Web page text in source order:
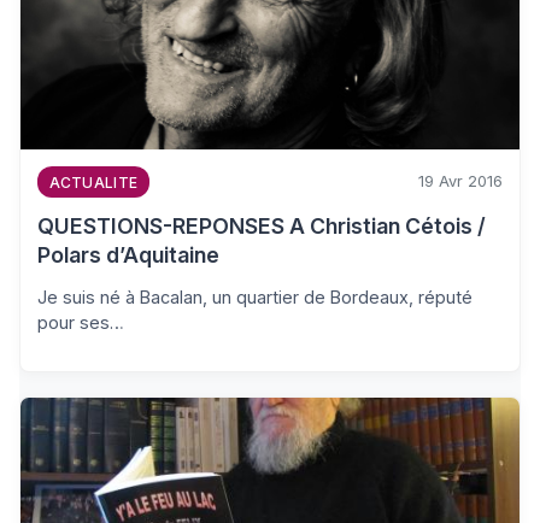
ACTUALITE 19 Avr 2016
QUESTIONS-REPONSES A Christian Cétois /
Polars d’Aquitaine
Je suis né à Bacalan, un quartier de Bordeaux, réputé
pour ses…